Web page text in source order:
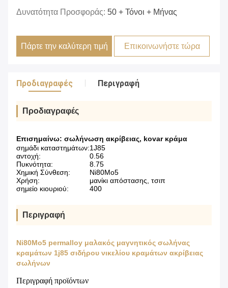
Δυνατότητα Προσφοράς: 50 + Τόνοι + Μήνας
Πάρτε την καλύτερη τιμή Επικοινωνήστε τώρα
Προδιαγραφές Περιγραφή
Προδιαγραφές
Επισημαίνω: σωλήνωση ακρίβειας, kovar κράμα
σημάδι καταστημάτων:1J85
αντοχή:
0.56
Πυκνότητα:
8.75
Χημική Σύνθεση:
Ni80Mo5
Χρήση:
μανίκι απόστασης, τσιπ
σημείο κιουριού:
400
Περιγραφή
Ni80Mo5 permalloy μαλακός μαγνητικός σωλήνας
κραμάτων 1j85 σιδήρου νικελίου κραμάτων ακρίβειας
σωλήνων
Περιγραφή προϊόντων